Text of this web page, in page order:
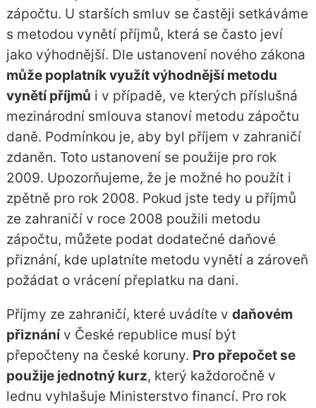
zápočtu. U starších smluv se častěji setkáváme
s metodou vynětí příjmů, která se často jeví
jako výhodnější. Dle ustanovení nového zákona
může poplatník využít výhodnější metodu
vynětí příjmů i v případě, ve kterých příslušná
mezinárodní smlouva stanoví metodu zápočtu
daně. Podmínkou je, aby byl příjem v zahraničí
zdaněn. Toto ustanovení se použije pro rok
2009. Upozorňujeme, že je možné ho použít i
zpětně pro rok 2008. Pokud jste tedy u příjmů
ze zahraničí v roce 2008 použili metodu
zápočtu, můžete podat dodatečné daňové
přiznání, kde uplatníte metodu vynětí a zároveň
požádat o vrácení přeplatku na dani.
Příjmy ze zahraničí, které uvádíte v daňovém
přiznánív České republice musí být
přepočteny na české koruny. Pro přepočet se
použije jednotný kurz, který každoročně v
lednu vyhlašuje Ministerstvo financí. Pro rok